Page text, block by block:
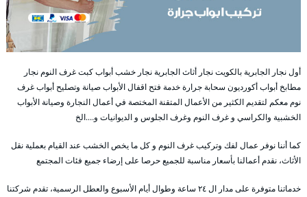
أول نجار الجابرية بالكويت نجار أثاث الجابرية نجار خشب أبواب كبت غرف النوم نجار
مطابخ أبواب أكورديون سحابة جرارة خدمة فتح اقفال الأبواب صيانة وتصليح أبواب غرف
نوم معكم لتقديم الكثير من الأعمال المتقنة المختصة في أعمال النجارة وصيانة الأبواب
الخشبية والكراسي و غرف النوم وغرف الجلوس و الديوانيات و….الخ
كما أننا نوفر عمال لفك وتركيب غرف النوم و كل ما يخص الخشب عند القيام بعملية نقل
الأثاث، نقدم أعمالنا بأسعار مناسبة للجميع حرصا على إرضاء جميع فئات المجتمع
خدماتنا متوفرة على مدار ال ٢٤ ساعة وطوال أيام الأسبوع والعطل الرسمية، تقدم شركتنا